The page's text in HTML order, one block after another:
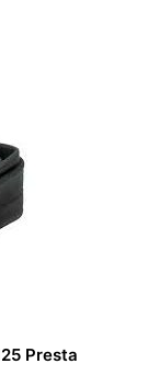
Presta